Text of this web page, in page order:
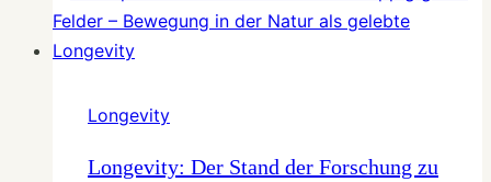
Kolumne
Longevity
Longevity: Der Stand der Forschung zu